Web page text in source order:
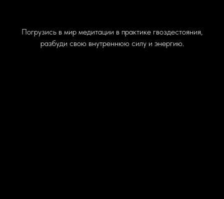
Погрузись в мир медитации в практике гвоздестояния,
разбуди свою внутреннюю силу и энергию.